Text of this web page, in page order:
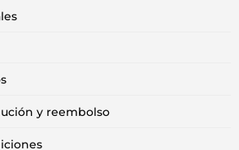
y reembolso